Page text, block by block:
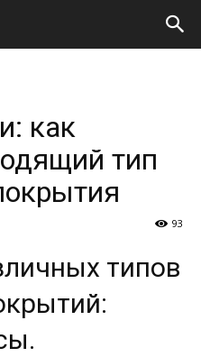
как
тип
93
типов